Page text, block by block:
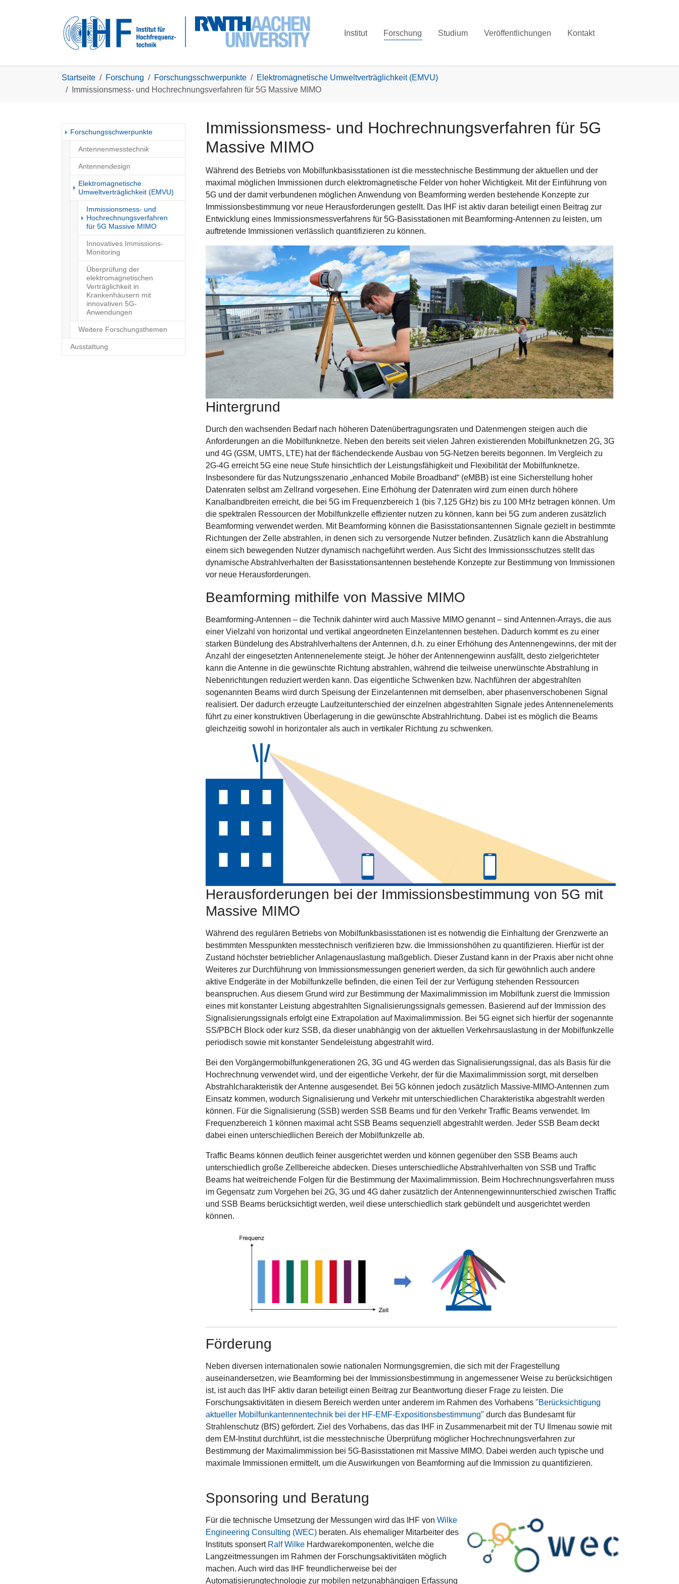
Institut Forschung Studium Veröffentlichungen Kontakt
Startseite Forschung Forschungsschwerpunkte
Elektromagnetische Umweltverträglichkeit (EMVU)
Immissionsmess- und Hochrechnungsverfahren für 5G Massive MIMO
Forschungsschwerpunkte
Antennenmesstechnik
Antennendesign
Elektromagnetische
Umweltverträglichkeit (EMVU)
Immissionsmess- und
Hochrechnungsverfahren
für 5G Massive MIMO(current)
Innovatives Immissions-
Monitoring
Überprüfung der
elektromagnetischen
Verträglichkeit in
Krankenhäusern mit
innovativen 5G-
Anwendungen
Weitere Forschungsthemen
Ausstattung
Immissionsmess- und Hochrechnungsverfahren für 5G
Massive MIMO
Während des Betriebs von Mobilfunkbasisstationen ist die messtechnische Bestimmung der aktuellen und der
maximal möglichen Immissionen durch elektromagnetische Felder von hoher Wichtigkeit. Mit der Einführung von
5G und der damit verbundenen möglichen Anwendung von Beamforming werden bestehende Konzepte zur
Immissionsbestimmung vor neue Herausforderungen gestellt. Das IHF ist aktiv daran beteiligt einen Beitrag zur
Entwicklung eines Immissionsmessverfahrens für 5G-Basisstationen mit Beamforming-Antennen zu leisten, um
auftretende Immissionen verlässlich quantifizieren zu können.
Hintergrund
Durch den wachsenden Bedarf nach höheren Datenübertragungsraten und Datenmengen steigen auch die
Anforderungen an die Mobilfunknetze. Neben den bereits seit vielen Jahren existierenden Mobilfunknetzen 2G, 3G
und 4G (GSM, UMTS, LTE) hat der flächendeckende Ausbau von 5G-Netzen bereits begonnen. Im Vergleich zu
2G-4G erreicht 5G eine neue Stufe hinsichtlich der Leistungsfähigkeit und Flexibilität der Mobilfunknetze.
Insbesondere für das Nutzungsszenario „enhanced Mobile Broadband“ (eMBB) ist eine Sicherstellung hoher
Datenraten selbst am Zellrand vorgesehen. Eine Erhöhung der Datenraten wird zum einen durch höhere
Kanalbandbreiten erreicht, die bei 5G im Frequenzbereich 1 (bis 7,125 GHz) bis zu 100 MHz betragen können. Um
die spektralen Ressourcen der Mobilfunkzelle effizienter nutzen zu können, kann bei 5G zum anderen zusätzlich
Beamforming verwendet werden. Mit Beamforming können die Basisstationsantennen Signale gezielt in bestimmte
Richtungen der Zelle abstrahlen, in denen sich zu versorgende Nutzer befinden. Zusätzlich kann die Abstrahlung
einem sich bewegenden Nutzer dynamisch nachgeführt werden. Aus Sicht des Immissionsschutzes stellt das
dynamische Abstrahlverhalten der Basisstationsantennen bestehende Konzepte zur Bestimmung von Immissionen
vor neue Herausforderungen.
Beamforming mithilfe von Massive MIMO
Beamforming-Antennen – die Technik dahinter wird auch Massive MIMO genannt – sind Antennen-Arrays, die aus
einer Vielzahl von horizontal und vertikal angeordneten Einzelantennen bestehen. Dadurch kommt es zu einer
starken Bündelung des Abstrahlverhaltens der Antennen, d.h. zu einer Erhöhung des Antennengewinns, der mit der
Anzahl der eingesetzten Antennenelemente steigt. Je höher der Antennengewinn ausfällt, desto zielgerichteter
kann die Antenne in die gewünschte Richtung abstrahlen, während die teilweise unerwünschte Abstrahlung in
Nebenrichtungen reduziert werden kann. Das eigentliche Schwenken bzw. Nachführen der abgestrahlten
sogenannten Beams wird durch Speisung der Einzelantennen mit demselben, aber phasenverschobenen Signal
realisiert. Der dadurch erzeugte Laufzeitunterschied der einzelnen abgestrahlten Signale jedes Antennenelements
führt zu einer konstruktiven Überlagerung in die gewünschte Abstrahlrichtung. Dabei ist es möglich die Beams
gleichzeitig sowohl in horizontaler als auch in vertikaler Richtung zu schwenken.
Herausforderungen bei der Immissionsbestimmung von 5G mit
Massive MIMO
Während des regulären Betriebs von Mobilfunkbasisstationen ist es notwendig die Einhaltung der Grenzwerte an
bestimmten Messpunkten messtechnisch verifizieren bzw. die Immissionshöhen zu quantifizieren. Hierfür ist der
Zustand höchster betrieblicher Anlagenauslastung maßgeblich. Dieser Zustand kann in der Praxis aber nicht ohne
Weiteres zur Durchführung von Immissionsmessungen generiert werden, da sich für gewöhnlich auch andere
aktive Endgeräte in der Mobilfunkzelle befinden, die einen Teil der zur Verfügung stehenden Ressourcen
beanspruchen. Aus diesem Grund wird zur Bestimmung der Maximalimmission im Mobilfunk zuerst die Immission
eines mit konstanter Leistung abgestrahlten Signalisierungssignals gemessen. Basierend auf der Immission des
Signalisierungssignals erfolgt eine Extrapolation auf Maximalimmission. Bei 5G eignet sich hierfür der sogenannte
SS/PBCH Block oder kurz SSB, da dieser unabhängig von der aktuellen Verkehrsauslastung in der Mobilfunkzelle
periodisch sowie mit konstanter Sendeleistung abgestrahlt wird.
Bei den Vorgängermobilfunkgenerationen 2G, 3G und 4G werden das Signalisierungssignal, das als Basis für die
Hochrechnung verwendet wird, und der eigentliche Verkehr, der für die Maximalimmission sorgt, mit derselben
Abstrahlcharakteristik der Antenne ausgesendet. Bei 5G können jedoch zusätzlich Massive-MIMO-Antennen zum
Einsatz kommen, wodurch Signalisierung und Verkehr mit unterschiedlichen Charakteristika abgestrahlt werden
können. Für die Signalisierung (SSB) werden SSB Beams und für den Verkehr Traffic Beams verwendet. Im
Frequenzbereich 1 können maximal acht SSB Beams sequenziell abgestrahlt werden. Jeder SSB Beam deckt
dabei einen unterschiedlichen Bereich der Mobilfunkzelle ab.
Traffic Beams können deutlich feiner ausgerichtet werden und können gegenüber den SSB Beams auch
unterschiedlich große Zellbereiche abdecken. Dieses unterschiedliche Abstrahlverhalten von SSB und Traffic
Beams hat weitreichende Folgen für die Bestimmung der Maximalimmission. Beim Hochrechnungsverfahren muss
im Gegensatz zum Vorgehen bei 2G, 3G und 4G daher zusätzlich der Antennengewinnunterschied zwischen Traffic
und SSB Beams berücksichtigt werden, weil diese unterschiedlich stark gebündelt und ausgerichtet werden
können.
Förderung
Neben diversen internationalen sowie nationalen Normungsgremien, die sich mit der Fragestellung
auseinandersetzen, wie Beamforming bei der Immissionsbestimmung in angemessener Weise zu berücksichtigen
ist, ist auch das IHF aktiv daran beteiligt einen Beitrag zur Beantwortung dieser Frage zu leisten. Die
Forschungsaktivitäten in diesem Bereich werden unter anderem im Rahmen des Vorhabens "Berücksichtigung
aktueller Mobilfunkantennentechnik bei der HF-EMF-Expositionsbestimmung" durch das Bundesamt für
Strahlenschutz (BfS) gefördert. Ziel des Vorhabens, das das IHF in Zusammenarbeit mit der TU Ilmenau sowie mit
dem EM-Institut durchführt, ist die messtechnische Überprüfung möglicher Hochrechnungsverfahren zur
Bestimmung der Maximalimmission bei 5G-Basisstationen mit Massive MIMO. Dabei werden auch typische und
maximale Immissionen ermittelt, um die Auswirkungen von Beamforming auf die Immission zu quantifizieren.
Sponsoring und Beratung
Für die technische Umsetzung der Messungen wird das IHF von Wilke
Engineering Consulting (WEC) beraten. Als ehemaliger Mitarbeiter des
Instituts sponsert Ralf Wilke Hardwarekomponenten, welche die
Langzeitmessungen im Rahmen der Forschungsaktivitäten möglich
machen. Auch wird das IHF freundlicherweise bei der
Automatisierungtechnologie zur mobilen netzunabhängigen Erfassung